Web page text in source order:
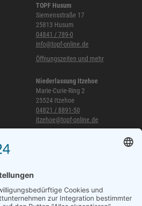
TOPF Husum
Siemensstraße 17
25813 Husum
04841 / 789-0
info@topf-online.de
Öffnungszeiten und mehr
Niederlassung Itzehoe
Marie-Curie-Ring 2
25524 Itzehoe
04821 / 8891-50
itzehoe@topf-online.de
040 / 21 04 04 04-04
glinde@topf-online.de